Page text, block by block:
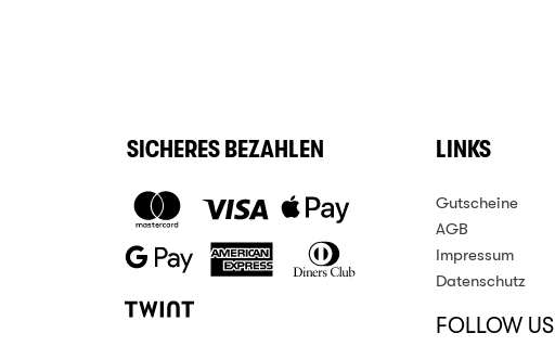
SICHERES BEZAHLEN LINKS
Gutscheine
AGB
Impressum
Datenschutz
FOLLOW US